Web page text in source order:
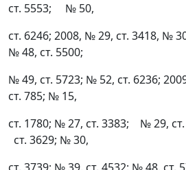
ст. 5553; № 50,
ст. 6246; 2008, № 29, ст. 3418, №
№ 48, ст. 5500;
№ 49, ст. 5723; № 52, ст. 6236;
ст. 785; № 15,
ст. 1780; № 27, ст. 3383; № 29, ст.
ст. 3629; № 30,